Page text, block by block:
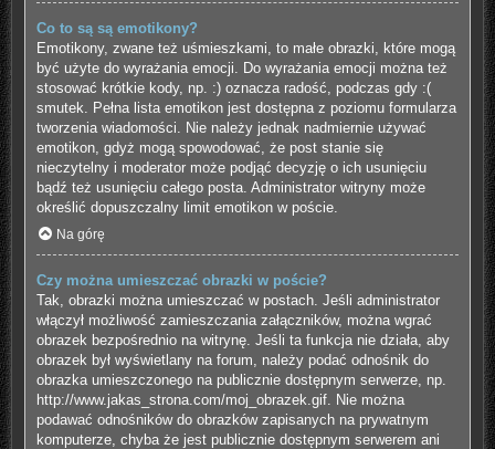
Co to są są emotikony?
Emotikony, zwane też uśmieszkami, to małe obrazki, które mogą
być użyte do wyrażania emocji. Do wyrażania emocji można też
stosować krótkie kody, np. :) oznacza radość, podczas gdy :(
smutek. Pełna lista emotikon jest dostępna z poziomu formularza
tworzenia wiadomości. Nie należy jednak nadmiernie używać
emotikon, gdyż mogą spowodować, że post stanie się
nieczytelny i moderator może podjąć decyzję o ich usunięciu
bądź też usunięciu całego posta. Administrator witryny może
określić dopuszczalny limit emotikon w poście.
Na górę
Czy można umieszczać obrazki w poście?
Tak, obrazki można umieszczać w postach. Jeśli administrator
włączył możliwość zamieszczania załączników, można wgrać
obrazek bezpośrednio na witrynę. Jeśli ta funkcja nie działa, aby
obrazek był wyświetlany na forum, należy podać odnośnik do
obrazka umieszczonego na publicznie dostępnym serwerze, np.
http://www.jakas_strona.com/moj_obrazek.gif. Nie można
podawać odnośników do obrazków zapisanych na prywatnym
komputerze, chyba że jest publicznie dostępnym serwerem ani